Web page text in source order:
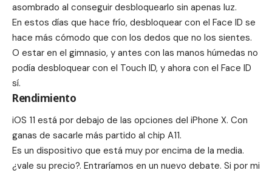
asombrado al conseguir desbloquearlo sin apenas luz.
En estos días que hace frío, desbloquear con el Face ID se
hace más cómodo que con los dedos que no los sientes.
O estar en el gimnasio, y antes con las manos húmedas no
podía desbloquear con el Touch ID, y ahora con el Face ID
sí.
Rendimiento
iOS 11 está por debajo de las opciones del iPhone X. Con
ganas de sacarle más partido al chip A11.
Es un dispositivo que está muy por encima de la media.
¿vale su precio?. Entraríamos en un nuevo debate. Si por mi